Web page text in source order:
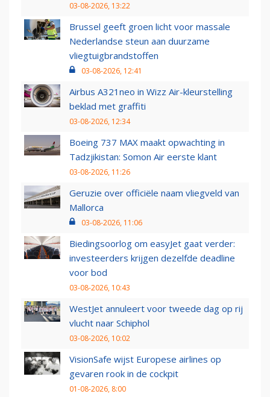
03-08-2026, 13:22
Brussel geeft groen licht voor massale
Nederlandse steun aan duurzame
vliegtuigbrandstoffen
03-08-2026, 12:41
Airbus A321neo in Wizz Air-kleurstelling
beklad met graffiti
03-08-2026, 12:34
Boeing 737 MAX maakt opwachting in
Tadzjikistan: Somon Air eerste klant
03-08-2026, 11:26
Geruzie over officiële naam vliegveld van
Mallorca
03-08-2026, 11:06
Biedingsoorlog om easyJet gaat verder:
investeerders krijgen dezelfde deadline
voor bod
03-08-2026, 10:43
WestJet annuleert voor tweede dag op rij
vlucht naar Schiphol
03-08-2026, 10:02
VisionSafe wijst Europese airlines op
gevaren rook in de cockpit
01-08-2026, 8:00